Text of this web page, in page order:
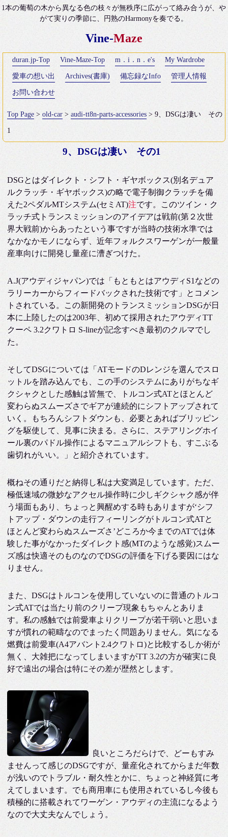
1本の葡萄の木から異なる色の枝々が無秩序に広がって絡み合うが、や
がて実りの季節に、円熟のHarmonyを奏でる。
Vine-Maze
duran.jp-Top Vine-Maze-Top m．i．n．e's My Wardrobe
愛車の想い出 Archives(書庫) 備忘録なInfo 管理人情報
お問い合わせ
Top Page >old-car >audi-tt8n-parts-accessories > 9、DSGは凄い その
1
9、DSGは凄い その1
DSGとはダイレクト・シフト・ギヤボックス(別名デュア
ルクラッチ・ギヤボックス)の略で電子制御クラッチを備
えた2ペダルMTシステム(セミAT)注です。このツイン・ク
ラッチ式トランスミッションのアイデアは戦前(第２次世
界大戦前)からあったという事ですが当時の技術水準では
なかなかモノにならず、近年フォルクスワーゲンが一般量
産車向けに開発し量産に漕ぎつけた。
A.J(アウディジャパン)では「もともとはアウディS1などの
ラリーカーからフィードバックされた技術です」とコメン
トされている。この新開発のトランスミッションDSGが日
本に上陸したのは2003年、初めて採用されたアウディTT
クーペ 3.2クワトロ S-lineが記念すべき最初のクルマでし
た。
そしてDSGについては「ATモードのDレンジを選んでスロ
ットルを踏み込んでも、この手のシステムにありがちなギ
クシャクとした感触は皆無で、トルコン式ATとほとんど
変わらぬスムーズさでギアが連続的にシフトアップされて
いく。もちろんシフトダウンも、必要とあればブリッピン
グを駆使して、見事に決まる。さらに、ステアリングホイ
ール裏のパドル操作によるマニュアルシフトも、すこぶる
歯切れがいい。」と紹介されています。
概ねその通りだと納得し私は大変満足しています。ただ、
極低速域の微妙なアクセル操作時に少しギクシャク感が伴
う場面もあり、ちょっと興醒めする時もありますが‘シフ
トアップ・ダウンの走行フィーリングがトルコン式ATと
ほとんど変わらぬスムーズさ’どころか今までのATでは体
験した事がなかったダイレクト感(MTのような感覚)スムー
ズ感は快適そのものなのでDSGの評価を下げる要因にはな
りません。
また、DSGはトルコンを使用していないのに普通のトルコ
ン式ATでは当たり前のクリープ現象もちゃんとありま
す。私の感触では前愛車よりクリープが若干弱いと思いま
すが慣れの範疇なのでまったく問題ありません。気になる
燃費は前愛車(A4アバント2.4クワトロ)と比較するしか術が
無く、大雑把になってしまいますがTT 3.2の方が確実に良
好で遠出の場合は特にその差が歴然とします。
良いところだらけで、どーもすみ
ませんって感じのDSGですが、量産化されてからまだ年数
が浅いのでトラブル・耐久性とかに、ちょっと神経質に考
えてしまいます。でも商用車にも使用されているし今後も
積極的に搭載されてワーゲン・アウディの主流になるよう
なので大丈夫なんでしょう。